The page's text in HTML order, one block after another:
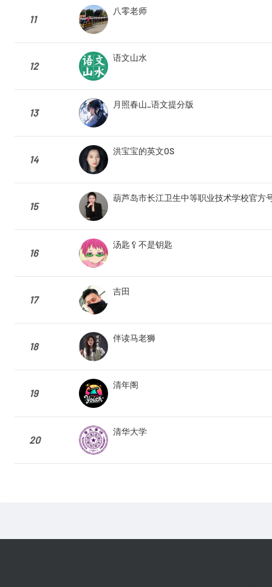
11
八零老师
12
语文山水
13
月照春山_语文提分版
14
洪宝宝的英文OS
15
葫芦岛市长江卫生中等职业技术学校官方
16
汤匙🥄不是钥匙
17
吉田
18
伴读马老狮
19
清年阁
20
清华大学